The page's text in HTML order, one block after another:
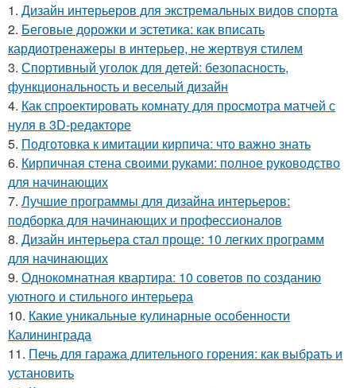
1. Дизайн интерьеров для экстремальных видов спорта
2. Беговые дорожки и эстетика: как вписать
кардиотренажеры в интерьер, не жертвуя стилем
3. Спортивный уголок для детей: безопасность,
функциональность и веселый дизайн
4. Как спроектировать комнату для просмотра матчей с
нуля в 3D-редакторе
5. Подготовка к имитации кирпича: что важно знать
6. Кирпичная стена своими руками: полное руководство
для начинающих
7. Лучшие программы для дизайна интерьеров:
подборка для начинающих и профессионалов
8. Дизайн интерьера стал проще: 10 легких программ
для начинающих
9. Однокомнатная квартира: 10 советов по созданию
уютного и стильного интерьера
10. Какие уникальные кулинарные особенности
Калининграда
11. Печь для гаража длительного горения: как выбрать и
установить